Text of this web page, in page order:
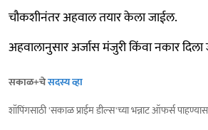
चौकशीनंतर अहवाल तयार केला जाईल.
अहवालानुसार अर्जास मंजुरी किंवा नकार
सकाळ+चेसदस्य व्हा
शॉपिंगसाठी 'सकाळ प्राईम डील्स'च्या भन्नाट ऑफर्स